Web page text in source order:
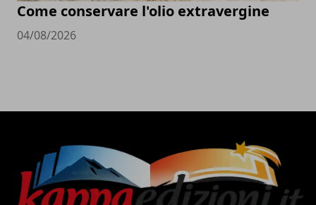
Come conservare l'olio extravergine
04/08/2026